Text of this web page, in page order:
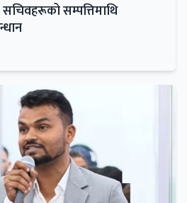
सम्पत्तिमाथि